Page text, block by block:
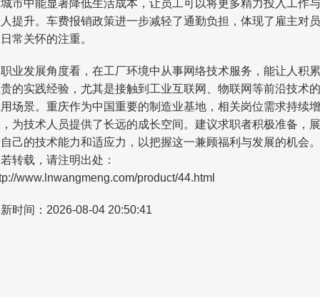
市中能显著降低生活成本，让员工可以将更多精力投入工作与
提升。车费报销政策进一步减轻了通勤负担，体现了雇主对员
常关怀的注重。
业发展角度看，在工厂环境中从事网络技术服务，能让人积累
的实践经验，尤其是接触到工业互联网、物联网等前沿技术的
场景。重庆作为中国重要的制造业基地，相关岗位需求持续增
为技术人员提供了长远的成长空间。建议求职者积极准备，展
己的技术能力和适应力，以把握这一兼顾福利与发展的机会。
转载，请注明出处：
www.lnwangmeng.com/product/44.html
时间：2026-08-04 20:50:41